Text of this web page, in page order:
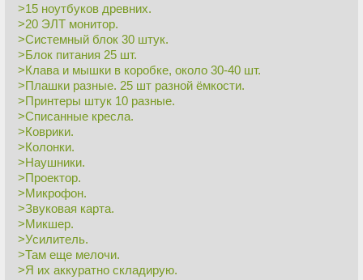
>15 ноутбуков древних.
>20 ЭЛТ монитор.
>Системный блок 30 штук.
>Блок питания 25 шт.
>Клава и мышки в коробке, около 30-40 шт.
>Плашки разные. 25 шт разной ёмкости.
>Принтеры штук 10 разные.
>Списанные кресла.
>Коврики.
>Колонки.
>Наушники.
>Проектор.
>Микрофон.
>Звуковая карта.
>Микшер.
>Усилитель.
>Там еще мелочи.
>Я их аккуратно складирую.